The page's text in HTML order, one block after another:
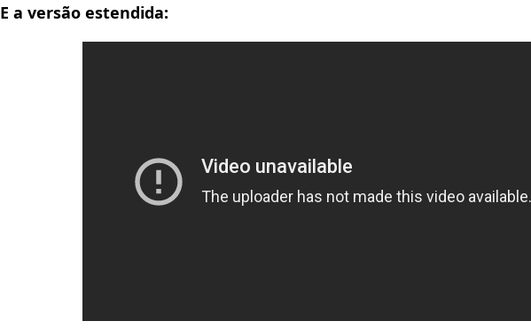
E a versão estendida: